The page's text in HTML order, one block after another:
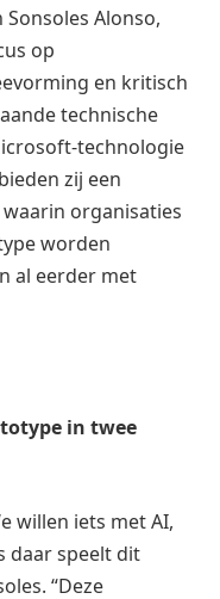
Alonso,
op
en kritisch
technische
technologie
zij een
organisaties
worden
al eerder met
in twee
willen iets met AI,
daar speelt dit
“Deze